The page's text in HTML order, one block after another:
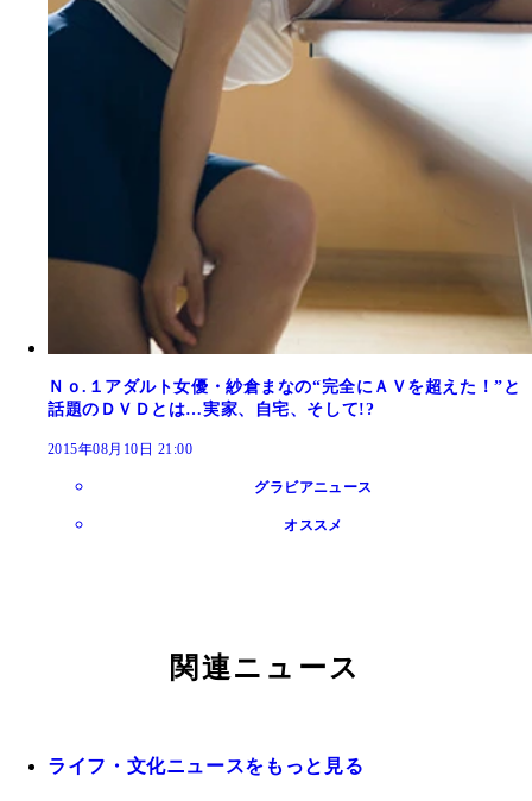
Ｎｏ.１アダルト女優・紗倉まなの“完全にＡＶを超えた！”と
話題のＤＶＤとは…実家、自宅、そして!?
2015年08月10日 21:00
グラビアニュース
オススメ
関連ニュース
ライフ・文化ニュースをもっと見る